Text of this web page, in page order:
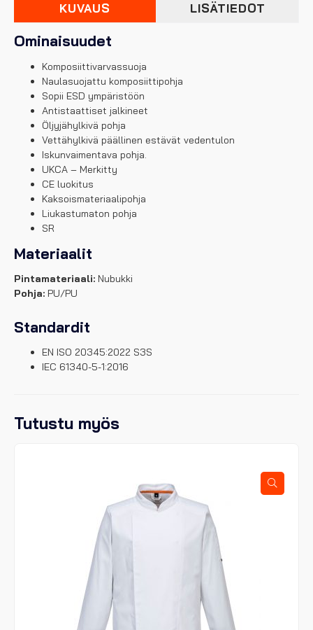
KUVAUS LISÄTIEDOT
Ominaisuudet
Komposiittivarvassuoja
Naulasuojattu komposiittipohja
Sopii ESD ympäristöön
Antistaattiset jalkineet
Öljyjähylkivä pohja
Vettähylkivä päällinen estävät vedentulon
Iskunvaimentava pohja.
UKCA – Merkitty
CE luokitus
Kaksoismateriaalipohja
Liukastumaton pohja
SR
Materiaalit
Pintamateriaali: Nubukki
Pohja: PU/PU
Standardit
EN ISO 20345:2022 S3S
IEC 61340-5-1:2016
Tutustu myös